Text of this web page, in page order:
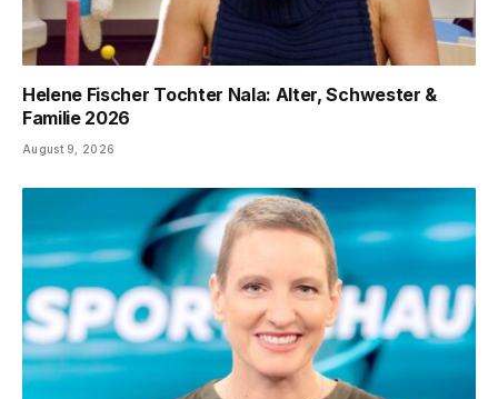
Helene Fischer Tochter Nala: Alter, Schwester &
Familie 2026
August 9, 2026